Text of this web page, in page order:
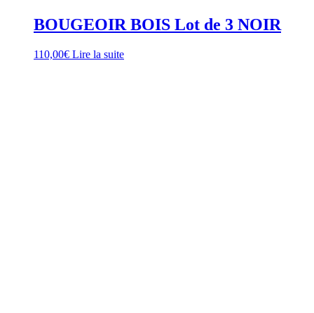
BOUGEOIR BOIS Lot de 3 NOIR
110,00€ Lire la suite